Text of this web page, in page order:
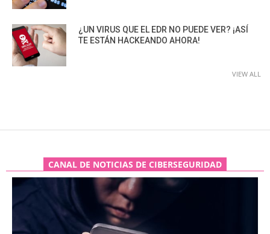
¿UN VIRUS QUE EL EDR NO PUEDE VER? ¡ASÍ
TE ESTÁN HACKEANDO AHORA!
VIEW ALL
CANAL DE NOTICIAS DE CIBERSEGURIDAD